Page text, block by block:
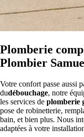
Plomberie
Plombier
Votre confort passe aussi
dudébouchage, notre
les services de plomberie
pose de robinetterie,
bain, et bien plus. Nous
adaptées à votre